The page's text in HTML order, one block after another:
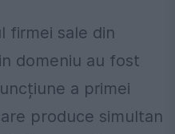
firmei sale din
domeniu au fost
a primei
produce simultan